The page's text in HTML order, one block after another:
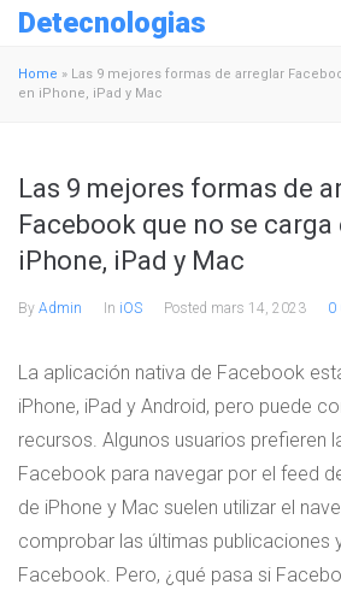
Detecnologias
Home » Las 9 mejores formas de arreglar
en iPhone, iPad y Mac
Las 9 mejores formas de
Facebook que no se carga
iPhone, iPad y Mac
By Admin In iOS Posted mars 14, 2023 0
La aplicación nativa de Facebook
iPhone, iPad y Android, pero puede
recursos. Algunos usuarios prefieren
Facebook para navegar por el feed
de iPhone y Mac suelen utilizar el
comprobar las últimas publicaciones
Facebook. Pero, ¿qué pasa si